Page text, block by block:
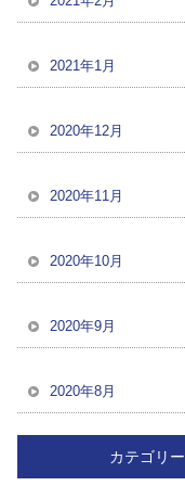
2021年1月
2020年12月
2020年11月
2020年10月
2020年9月
2020年8月
カテゴリー